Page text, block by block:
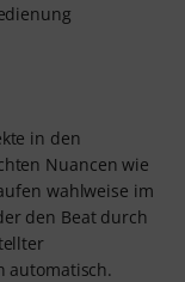
in den
Nuancen wie
wahlweise im
den Beat durch
automatisch.